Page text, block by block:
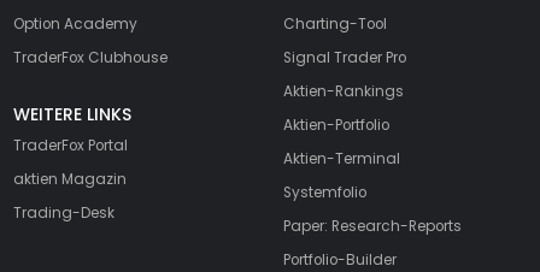
Option Academy
TraderFox Clubhouse
WEITERE LINKS
TraderFox Portal
aktien Magazin
Trading-Desk
Charting-Tool
Signal Trader Pro
Aktien-Rankings
Aktien-Portfolio
Aktien-Terminal
Systemfolio
Paper: Research-Reports
Portfolio-Builder